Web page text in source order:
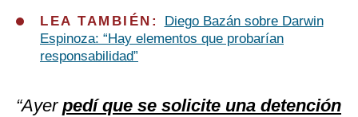
LEA TAMBIÉN:
Diego Bazán sobre Darwin
Espinoza: “Hay elementos que probarían
responsabilidad”
“Ayer pedí que se solicite una detención